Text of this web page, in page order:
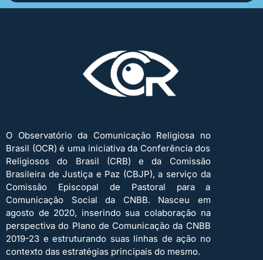
O Observatório da Comunicação Religiosa no
Brasil (OCR) é uma iniciativa da Conferência dos
Religiosos do Brasil (CRB) e da Comissão
Brasileira de Justiça e Paz (CBJP), a serviço da
Comissão Episcopal de Pastoral para a
Comunicação Social da CNBB. Nasceu em
agosto de 2020, inserindo sua colaboração na
perspectiva do Plano de Comunicação da CNBB
2019-23 e estruturando suas linhas de ação no
contexto das estratégias principais do mesmo.